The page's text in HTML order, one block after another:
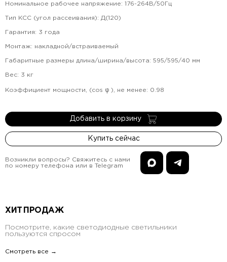
Номинальное рабочее напряжение: 176-264В/50Гц
Тип КСС (угол рассеивания): Д(120)
Гарантия: 3 года
Монтаж: накладной/встраиваемый
Габаритные размеры длина/ширина/высота: 595/595/40 мм
Вес: 3 кг
Коэффициент мощности, (cos φ ), не менее: 0.98
Добавить в корзину
Купить сейчас
Возникли вопросы? Свяжитесь с нами
по номеру телефона или в Telegram
ХИТ ПРОДАЖ
Посмотрите, какие светодиодные светильники
пользуются спросом
Смотреть все →